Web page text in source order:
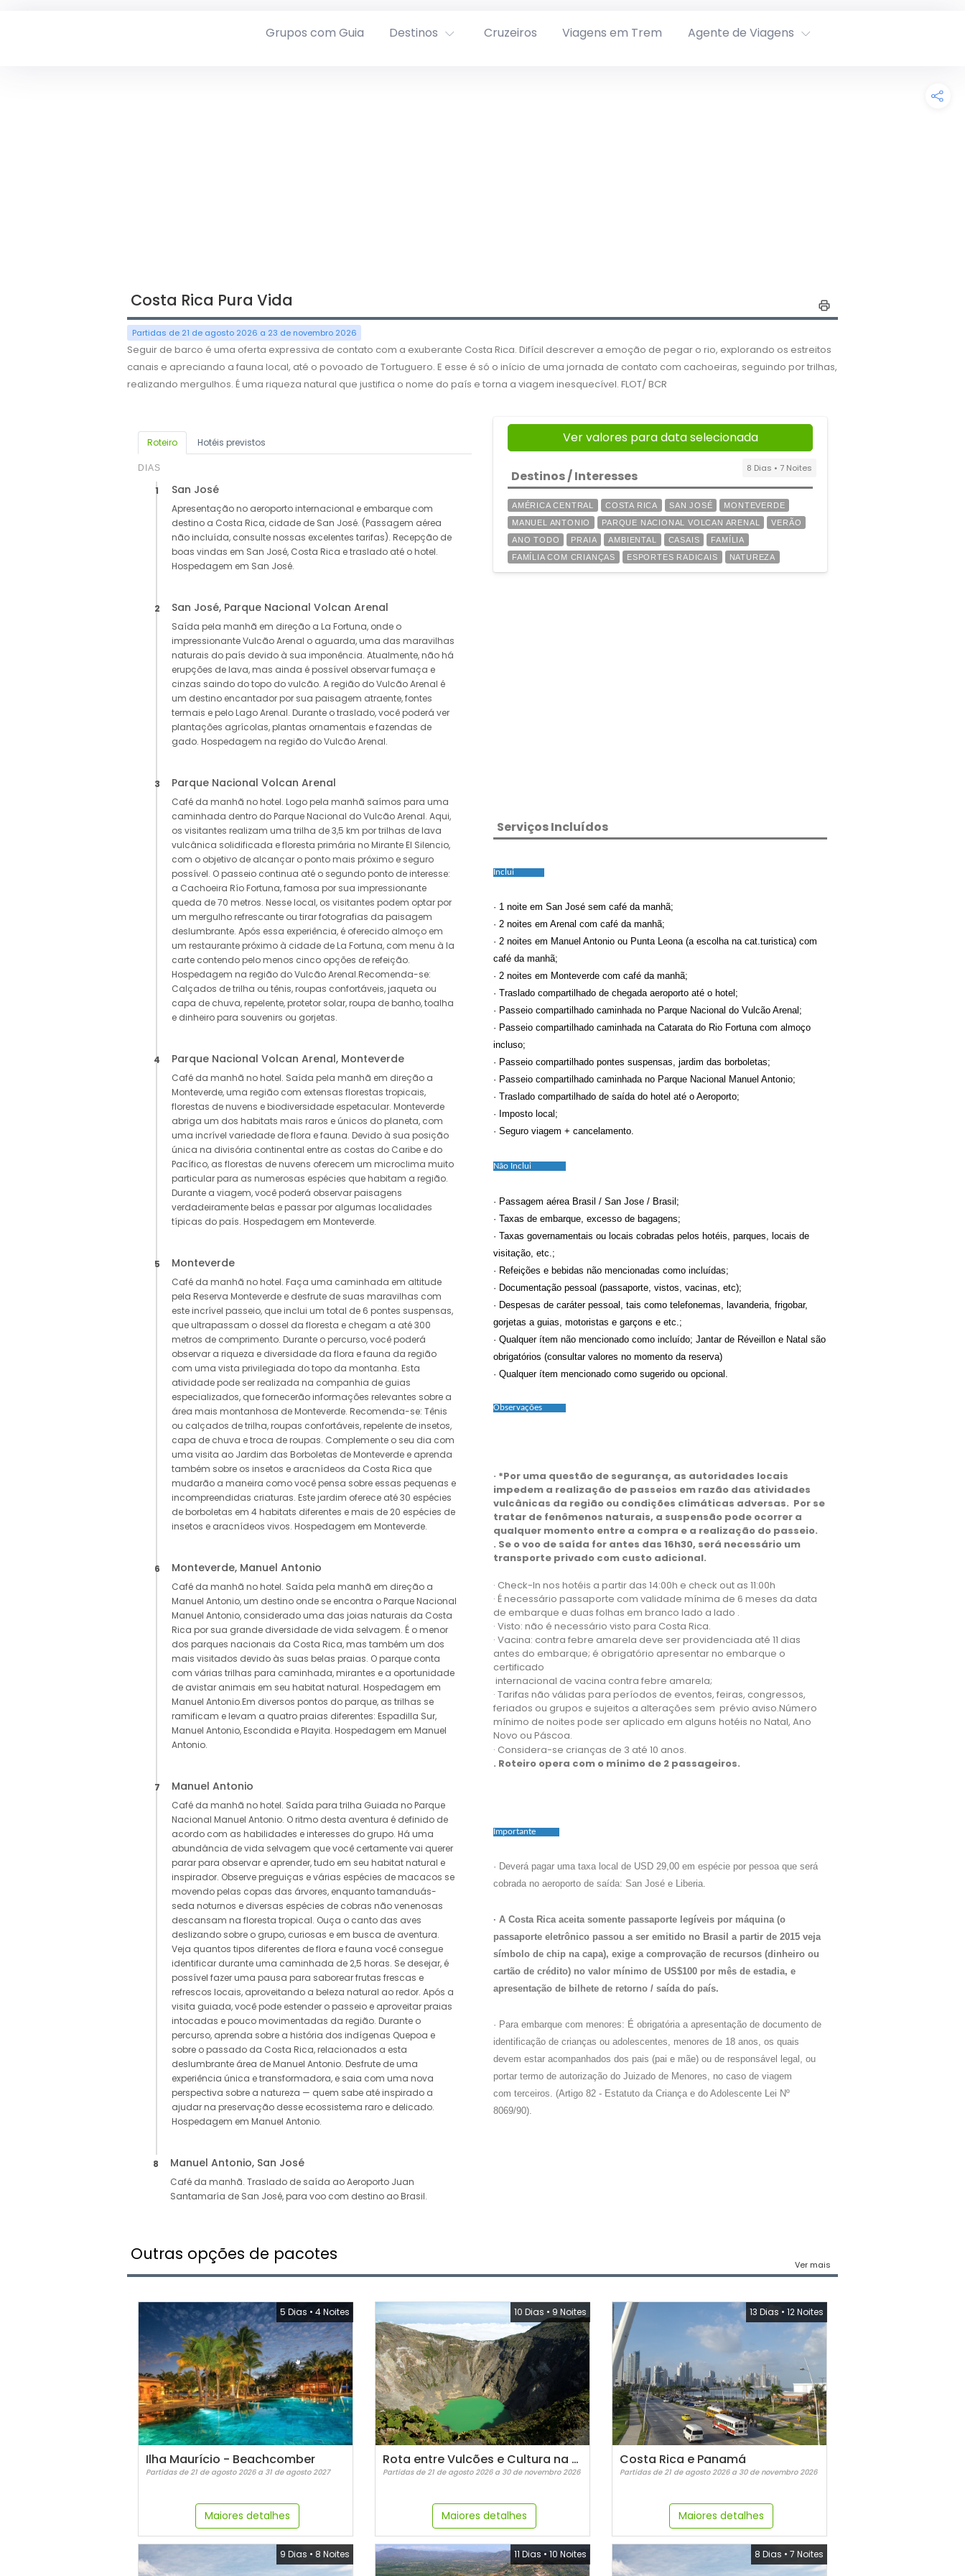
Grupos com Guia Destinos Cruzeiros Viagens em Trem Agente de Viagens
Costa Rica Pura Vida
Partidas de 21 de agosto 2026 a 23 de novembro 2026
Seguir de barco é uma oferta expressiva de contato com a exuberante Costa Rica. Difícil descrever a emoção de pegar o rio, explorando os estreitos
canais e apreciando a fauna local, até o povoado de Tortuguero. E esse é só o início de uma jornada de contato com cachoeiras, seguindo por trilhas,
realizando mergulhos. É uma riqueza natural que justifica o nome do país e torna a viagem inesquecível. FLOT/ BCR
Roteiro Hotéis previstos
DIAS
1 San José
Apresentação no aeroporto internacional e embarque com
destino a Costa Rica, cidade de San José. (Passagem aérea
não incluída, consulte nossas excelentes tarifas). Recepção de
boas vindas em San José, Costa Rica e traslado até o hotel.
Hospedagem em San José.
2 San José, Parque Nacional Volcan Arenal
Saída pela manhã em direção a La Fortuna, onde o
impressionante Vulcão Arenal o aguarda, uma das maravilhas
naturais do país devido à sua imponência. Atualmente, não há
erupções de lava, mas ainda é possível observar fumaça e
cinzas saindo do topo do vulcão. A região do Vulcão Arenal é
um destino encantador por sua paisagem atraente, fontes
termais e pelo Lago Arenal. Durante o traslado, você poderá ver
plantações agrícolas, plantas ornamentais e fazendas de
gado. Hospedagem na região do Vulcão Arenal.
3 Parque Nacional Volcan Arenal
Café da manhã no hotel. Logo pela manhã saímos para uma
caminhada dentro do Parque Nacional do Vulcão Arenal. Aqui,
os visitantes realizam uma trilha de 3,5 km por trilhas de lava
vulcânica solidificada e floresta primária no Mirante El Silencio,
com o objetivo de alcançar o ponto mais próximo e seguro
possível. O passeio continua até o segundo ponto de interesse:
a Cachoeira Río Fortuna, famosa por sua impressionante
queda de 70 metros. Nesse local, os visitantes podem optar por
um mergulho refrescante ou tirar fotografias da paisagem
deslumbrante. Após essa experiência, é oferecido almoço em
um restaurante próximo à cidade de La Fortuna, com menu à la
carte contendo pelo menos cinco opções de refeição.
Hospedagem na região do Vulcão Arenal.Recomenda-se:
Calçados de trilha ou tênis, roupas confortáveis, jaqueta ou
capa de chuva, repelente, protetor solar, roupa de banho, toalha
e dinheiro para souvenirs ou gorjetas.
4 Parque Nacional Volcan Arenal, Monteverde
Café da manhã no hotel. Saída pela manhã em direção a
Monteverde, uma região com extensas florestas tropicais,
florestas de nuvens e biodiversidade espetacular. Monteverde
abriga um dos habitats mais raros e únicos do planeta, com
uma incrível variedade de flora e fauna. Devido à sua posição
única na divisória continental entre as costas do Caribe e do
Pacífico, as florestas de nuvens oferecem um microclima muito
particular para as numerosas espécies que habitam a região.
Durante a viagem, você poderá observar paisagens
verdadeiramente belas e passar por algumas localidades
típicas do país. Hospedagem em Monteverde.
5 Monteverde
Café da manhã no hotel. Faça uma caminhada em altitude
pela Reserva Monteverde e desfrute de suas maravilhas com
este incrível passeio, que inclui um total de 6 pontes suspensas,
que ultrapassam o dossel da floresta e chegam a até 300
metros de comprimento. Durante o percurso, você poderá
observar a riqueza e diversidade da flora e fauna da região
com uma vista privilegiada do topo da montanha. Esta
atividade pode ser realizada na companhia de guias
especializados, que fornecerão informações relevantes sobre a
área mais montanhosa de Monteverde. Recomenda-se: Tênis
ou calçados de trilha, roupas confortáveis, repelente de insetos,
capa de chuva e troca de roupas. Complemente o seu dia com
uma visita ao Jardim das Borboletas de Monteverde e aprenda
também sobre os insetos e aracnídeos da Costa Rica que
mudarão a maneira como você pensa sobre essas pequenas e
incompreendidas criaturas. Este jardim oferece até 30 espécies
de borboletas em 4 habitats diferentes e mais de 20 espécies de
insetos e aracnídeos vivos. Hospedagem em Monteverde.
6 Monteverde, Manuel Antonio
Café da manhã no hotel. Saída pela manhã em direção a
Manuel Antonio, um destino onde se encontra o Parque Nacional
Manuel Antonio, considerado uma das joias naturais da Costa
Rica por sua grande diversidade de vida selvagem. É o menor
dos parques nacionais da Costa Rica, mas também um dos
mais visitados devido às suas belas praias. O parque conta
com várias trilhas para caminhada, mirantes e a oportunidade
de avistar animais em seu habitat natural. Hospedagem em
Manuel Antonio.Em diversos pontos do parque, as trilhas se
ramificam e levam a quatro praias diferentes: Espadilla Sur,
Manuel Antonio, Escondida e Playita. Hospedagem em Manuel
Antonio.
7 Manuel Antonio
Café da manhã no hotel. Saída para trilha Guiada no Parque
Nacional Manuel Antonio. O ritmo desta aventura é definido de
acordo com as habilidades e interesses do grupo. Há uma
abundância de vida selvagem que você certamente vai querer
parar para observar e aprender, tudo em seu habitat natural e
inspirador. Observe preguiças e várias espécies de macacos se
movendo pelas copas das árvores, enquanto tamanduás-
seda noturnos e diversas espécies de cobras não venenosas
descansam na floresta tropical. Ouça o canto das aves
deslizando sobre o grupo, curiosas e em busca de aventura.
Veja quantos tipos diferentes de flora e fauna você consegue
identificar durante uma caminhada de 2,5 horas. Se desejar, é
possível fazer uma pausa para saborear frutas frescas e
refrescos locais, aproveitando a beleza natural ao redor. Após a
visita guiada, você pode estender o passeio e aproveitar praias
intocadas e pouco movimentadas da região. Durante o
percurso, aprenda sobre a história dos indígenas Quepoa e
sobre o passado da Costa Rica, relacionados a esta
deslumbrante área de Manuel Antonio. Desfrute de uma
experiência única e transformadora, e saia com uma nova
perspectiva sobre a natureza — quem sabe até inspirado a
ajudar na preservação desse ecossistema raro e delicado.
Hospedagem em Manuel Antonio.
8 Manuel Antonio, San José
Café da manhã. Traslado de saída ao Aeroporto Juan
Santamaría de San José, para voo com destino ao Brasil.
Ver valores para data selecionada
8 Dias • 7 Noites
Destinos / Interesses
AMÉRICA CENTRAL COSTA RICA SAN JOSÉ
MONTEVERDE
MANUEL ANTONIO
PARQUE NACIONAL VOLCAN ARENAL
VERÃO
ANO TODO
PRAIA AMBIENTAL CASAIS
FAMÍLIA
FAMÍLIA COM CRIANÇAS
ESPORTES RADICAIS NATUREZA
Serviços Incluídos
Inclui
· 1 noite em San José sem café da manhã;
· 2 noites em Arenal com café da manhã;
· 2 noites em Manuel Antonio ou Punta Leona (a escolha na cat.turistica) com
café da manhã;
· 2 noites em Monteverde com café da manhã;
· Traslado compartilhado de chegada aeroporto até o hotel;
· Passeio compartilhado caminhada no Parque Nacional do Vulcão Arenal;
· Passeio compartilhado caminhada na Catarata do Rio Fortuna com almoço
incluso;
· Passeio compartilhado pontes suspensas, jardim das borboletas;
· Passeio compartilhado caminhada no Parque Nacional Manuel Antonio;
· Traslado compartilhado de saída do hotel até o Aeroporto;
· Imposto local;
· Seguro viagem + cancelamento.
Não Inclui
· Passagem aérea Brasil / San Jose / Brasil;
· Taxas de embarque, excesso de bagagens;
· Taxas governamentais ou locais cobradas pelos hotéis, parques, locais de
visitação, etc.;
· Refeições e bebidas não mencionadas como incluídas;
· Documentação pessoal (passaporte, vistos, vacinas, etc);
· Despesas de caráter pessoal, tais como telefonemas, lavanderia, frigobar,
gorjetas a guias, motoristas e garçons e etc.;
· Qualquer ítem não mencionado como incluído; Jantar de Réveillon e Natal são
obrigatórios (consultar valores no momento da reserva)
· Qualquer ítem mencionado como sugerido ou opcional.
Observações
· *Por uma questão de segurança, as autoridades locais
impedem a realização de passeios em razão das atividades
vulcânicas da região ou condições climáticas adversas. Por se
tratar de fenômenos naturais, a suspensão pode ocorrer a
qualquer momento entre a compra e a realização do passeio.
. Se o voo de saída for antes das 16h30, será necessário um
transporte privado com custo adicional.
· Check-In nos hotéis a partir das 14:00h e check out as 11:00h
· É necessário passaporte com validade mínima de 6 meses da data
de embarque e duas folhas em branco lado a lado .
· Visto: não é necessário visto para Costa Rica.
· Vacina: contra febre amarela deve ser providenciada até 11 dias
antes do embarque; é obrigatório apresentar no embarque o
certificado
internacional de vacina contra febre amarela;
· Tarifas não válidas para períodos de eventos, feiras, congressos,
feriados ou grupos e sujeitos a alterações sem prévio aviso.Número
mínimo de noites pode ser aplicado em alguns hotéis no Natal, Ano
Novo ou Páscoa.
· Considera-se crianças de 3 até 10 anos.
. Roteiro opera com o mínimo de 2 passageiros.
Importante
· Deverá pagar uma taxa local de USD 29,00 em espécie por pessoa que será
cobrada no aeroporto de saída: San José e Liberia.
· A Costa Rica aceita somente passaporte legíveis por máquina (o
passaporte eletrônico passou a ser emitido no Brasil a partir de 2015 veja
símbolo de chip na capa), exige a comprovação de recursos (dinheiro ou
cartão de crédito) no valor mínimo de US$100 por mês de estadia, e
apresentação de bilhete de retorno / saída do país.
· Para embarque com menores: É obrigatória a apresentação de documento de
identificação de crianças ou adolescentes, menores de 18 anos, os quais
devem estar acompanhados dos pais (pai e mãe) ou de responsável legal, ou
portar termo de autorização do Juizado de Menores, no caso de viagem
com terceiros. (Artigo 82 - Estatuto da Criança e do Adolescente Lei Nº
8069/90).
Outras opções de pacotes
Ver mais
5 Dias • 4 Noites
Ilha Maurício - Beachcomber
Partidas de 21 de agosto 2026 a 31 de agosto 2027
Maiores detalhes
10 Dias • 9 Noites
Rota entre Vulcões e Cultura na Costa Rica
Partidas de 21 de agosto 2026 a 30 de novembro 2026
Maiores detalhes
13 Dias • 12 Noites
Costa Rica e Panamá
Partidas de 21 de agosto 2026 a 30 de novembro 2026
Maiores detalhes
9 Dias • 8 Noites 11 Dias • 10 Noites 8 Dias • 7 Noites